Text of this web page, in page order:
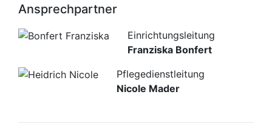
Ansprechpartner
Einrichtungsleitung
Franziska Bonfert
Pflegedienstleitung
Nicole Mader